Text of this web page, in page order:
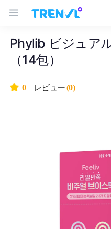
Phylib ビジュア
（14包）
0 レビュー(0)